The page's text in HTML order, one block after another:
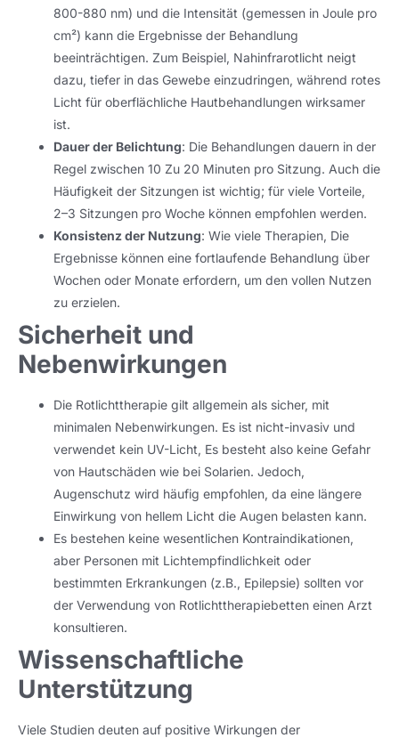
800-880 nm) und die Intensität (gemessen in Joule pro
cm²) kann die Ergebnisse der Behandlung
beeinträchtigen. Zum Beispiel, Nahinfrarotlicht neigt
dazu, tiefer in das Gewebe einzudringen, während rotes
Licht für oberflächliche Hautbehandlungen wirksamer
ist.
Dauer der Belichtung: Die Behandlungen dauern in der
Regel zwischen 10 Zu 20 Minuten pro Sitzung. Auch die
Häufigkeit der Sitzungen ist wichtig; für viele Vorteile,
2–3 Sitzungen pro Woche können empfohlen werden.
Konsistenz der Nutzung: Wie viele Therapien, Die
Ergebnisse können eine fortlaufende Behandlung über
Wochen oder Monate erfordern, um den vollen Nutzen
zu erzielen.
Sicherheit und
Nebenwirkungen
Die Rotlichttherapie gilt allgemein als sicher, mit
minimalen Nebenwirkungen. Es ist nicht-invasiv und
verwendet kein UV-Licht, Es besteht also keine Gefahr
von Hautschäden wie bei Solarien. Jedoch,
Augenschutz wird häufig empfohlen, da eine längere
Einwirkung von hellem Licht die Augen belasten kann.
Es bestehen keine wesentlichen Kontraindikationen,
aber Personen mit Lichtempfindlichkeit oder
bestimmten Erkrankungen (z.B., Epilepsie) sollten vor
der Verwendung von Rotlichttherapiebetten einen Arzt
konsultieren.
Wissenschaftliche
Unterstützung
Viele Studien deuten auf positive Wirkungen der